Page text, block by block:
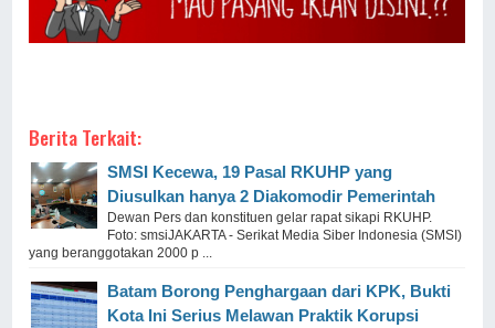
Berita Terkait:
SMSI Kecewa, 19 Pasal RKUHP yang
Diusulkan hanya 2 Diakomodir Pemerintah
Dewan Pers dan konstituen gelar rapat sikapi RKUHP.
Foto: smsiJAKARTA - Serikat Media Siber Indonesia (SMSI)
yang beranggotakan 2000 p ...
Batam Borong Penghargaan dari KPK, Bukti
Kota Ini Serius Melawan Praktik Korupsi